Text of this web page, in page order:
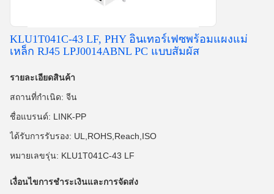
KLU1T041C-43 LF, PHY อินเทอร์เฟซพร้อมแผงแม่
เหล็ก RJ45 LPJ0014ABNL PC แบบสัมผัส
รายละเอียดสินค้า
สถานที่กำเนิด: จีน
ชื่อแบรนด์: LINK-PP
ได้รับการรับรอง: UL,ROHS,Reach,ISO
หมายเลขรุ่น: KLU1T041C-43 LF
เงื่อนไขการชำระเงินและการจัดส่ง